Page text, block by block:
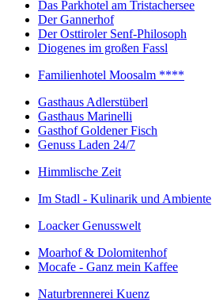
Das Parkhotel am Tristachersee
Der Gannerhof
Der Osttiroler Senf-Philosoph
Diogenes im großen Fassl
Familienhotel Moosalm ****
Gasthaus Adlerstüberl
Gasthaus Marinelli
Gasthof Goldener Fisch
Genuss Laden 24/7
Himmlische Zeit
Im Stadl - Kulinarik und Ambiente
Loacker Genusswelt
Moarhof & Dolomitenhof
Mocafe - Ganz mein Kaffee
Naturbrennerei Kuenz